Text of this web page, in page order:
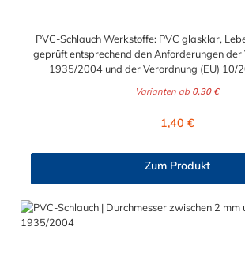
PVC-Schlauch Werkstoffe: PVC glasklar, Lebensmittelqualität
geprüft entsprechend den Anforderungen der
1935/2004 und der Verordnung (EU) 10/
Druckloses Durchleiten von Flüssigkeiten
Mineralwasser, Süßmost und alkoholische
fetthaltige Produkte!). Die durchfließenden
+40°C nicht überschreiten. Eine
Bei der Durchleitung von Lebensmitteln und
Schlauch vor dem Ersteinsatz unbedingt
Varianten ab 0,30 €
Regulärer Preis:
1,40 €
Zum Produkt